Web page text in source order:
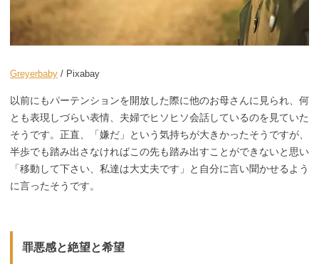
Greyerbaby / Pixabay
以前にもパーテンションを開放した際に他のお母さんに見られ、何
とも表現しづらい表情、夫婦でヒソヒソ会話しているのを見ていた
そうです。正直、「嫌だ」という気持ちが大きかったそうですが、
半歩でも踏み出さなければこの先も踏み出すことができないと思い
「移動して下さい、私達は大丈夫です」と自分に言い聞かせるよう
に言ったそうです。
罪悪感と絶望と希望